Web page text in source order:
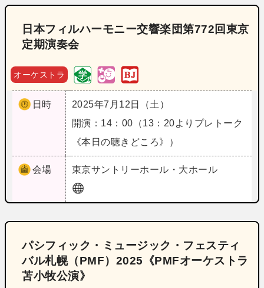
日本フィルハーモニー交響楽団第772回東京
定期演奏会
オーケストラ
日時
2025年7月12日（土）
開演：14：00（13：20よりプレトーク
《本日の聴きどころ》）
会場 東京サントリーホール・大ホール
パシフィック・ミュージック・フェスティ
バル札幌（PMF）2025《PMFオーケストラ
苫小牧公演》